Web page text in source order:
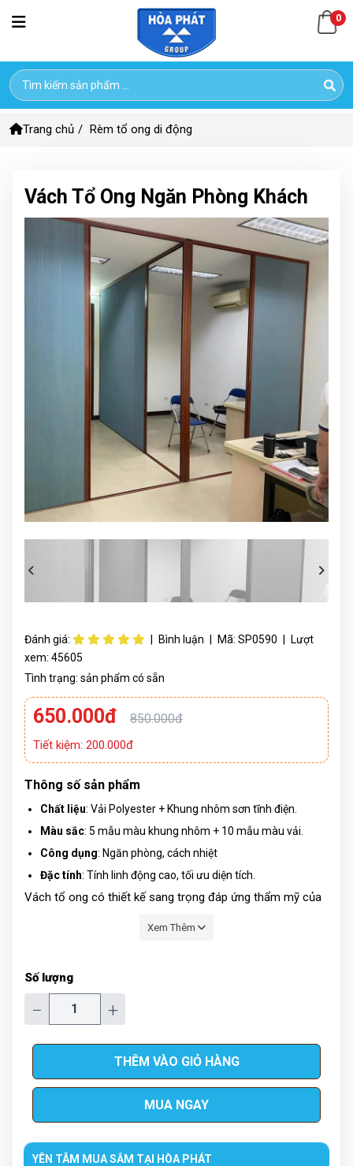
0
Trang chủ / Rèm tổ ong di động
Vách Tổ Ong Ngăn Phòng Khách
Đánh giá: Bình luận Mã: SP0590
Lượt
xem: 45605
Tình trạng: sản phẩm có sẵn
650.000đ 850.000đ
Tiết kiệm: 200.000đ
Thông số sản phẩm
Chất liệu: Vải Polyester + Khung nhôm sơn tĩnh điện.
Màu sắc: 5 mẫu màu khung nhôm + 10 mẫu màu vải.
Công dụng: Ngăn phòng, cách nhiệt
Đặc tính: Tính linh động cao, tối ưu diện tích.
Vách tổ ong có thiết kế sang trọng đáp ứng thẩm mỹ của
chắn các bạn không nên bỏ qua.
Xem Thêm
Số lượng
− +
THÊM VÀO GIỎ HÀNG
MUA NGAY
YÊN TÂM MUA SẮM TẠI HÒA PHÁT